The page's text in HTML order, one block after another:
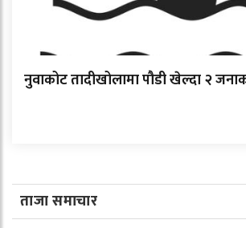
नुवाकोट तादीखोलामा पौडी खेल्दा २
ताजा समाचार